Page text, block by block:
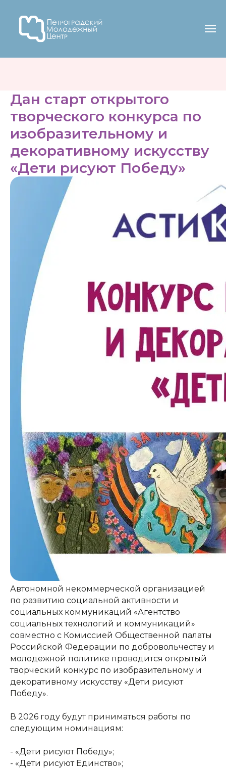
Дан старт открытого
творческого конкурса по
изобразительному и
декоративному искусству
«Дети рисуют Победу»
Автономной некоммерческой организацией
по развитию социальной активности и
социальных коммуникаций «Агентство
социальных технологий и коммуникаций»
совместно с Комиссией Общественной палаты
Российской Федерации по добровольчеству и
молодежной политике проводится открытый
творческий конкурс по изобразительному и
декоративному искусству «Дети рисуют
Победу».
В 2026 году будут приниматься работы по
следующим номинациям:
- «Дети рисуют Победу»;
- «Дети рисуют Единство»;